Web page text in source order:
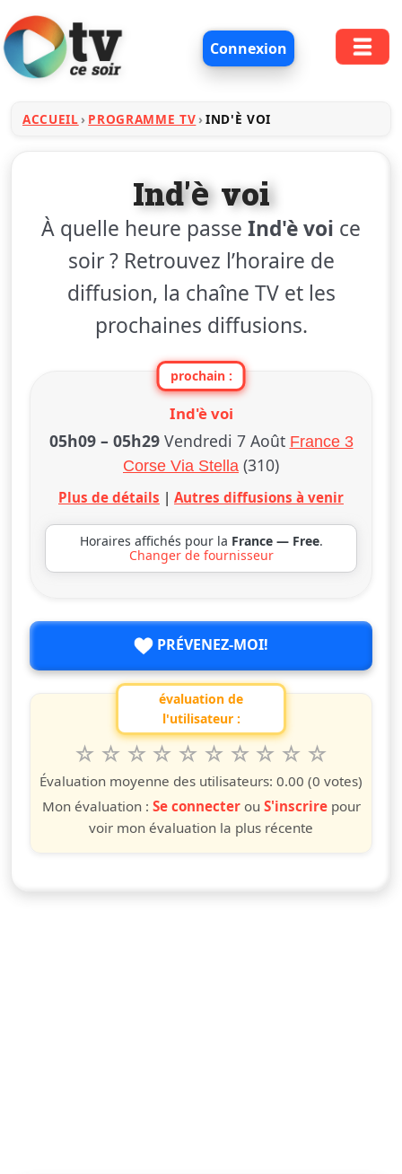
Connexion
ACCUEIL PROGRAMME TV IND'È VOI
Ind'è voi
À quelle heure passe Ind'è voi ce
soir ? Retrouvez l’horaire de
diffusion, la chaîne TV et les
prochaines diffusions.
prochain :
Ind'è voi
05h09– 05h29 Vendredi 7 Août France 3
Corse Via Stella (310)
Plus de détails | Autres diffusions à venir
Horaires affichés pour la France — Free.
Changer de fournisseur
PRÉVENEZ-MOI!
évaluation de
l'utilisateur :
questo spettacolo da 1 a 10 étoiles
10
étoiles
9
étoiles
8
étoiles
7
étoiles
6
étoiles
5
étoiles
4
étoiles
3
étoiles
2
étoiles
étoile
Évaluation moyenne des utilisateurs: 0.00 (0 votes)
Mon évaluation : Se connecterou S'inscrirepour
voir mon évaluation la plus récente